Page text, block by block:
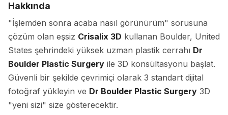
Hakkında
"İşlemden sonra acaba nasıl görünürüm" sorusuna
çözüm olan eşsiz Crisalix 3D kullanan Boulder, United
States şehrindeki yüksek uzman plastik cerrahı Dr
Boulder Plastic Surgery ile 3D konsültasyonu başlat.
Güvenli bir şekilde çevrimiçi olarak 3 standart dijital
fotoğraf yükleyin ve Dr Boulder Plastic Surgery 3D
"yeni sizi" size gösterecektir.